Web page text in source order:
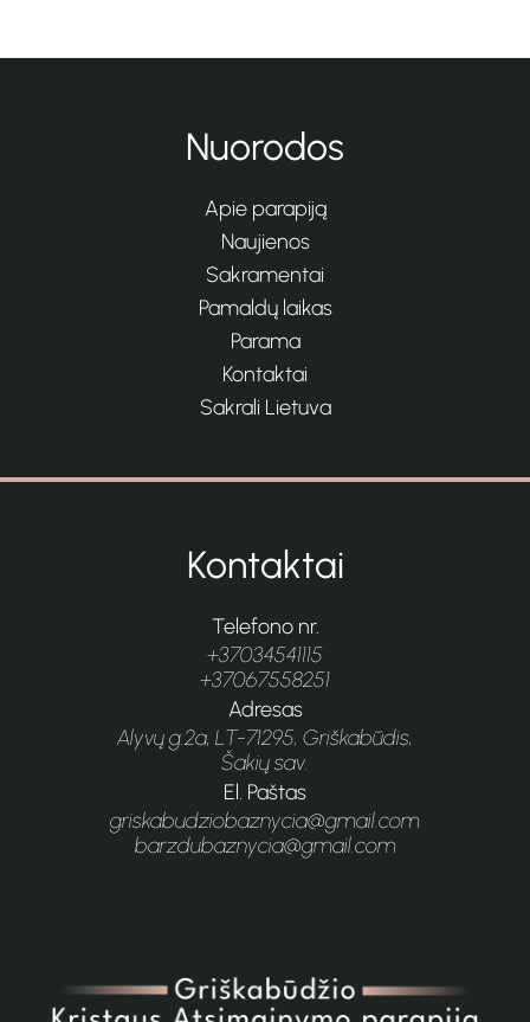
Nuorodos
Apie parapiją
Naujienos
Sakramentai
Pamaldų laikas
Parama
Kontaktai
Sakrali Lietuva
Kontaktai
Telefono nr.
+37034541115
+37067558251
Adresas
Alyvų g.2a, LT-71295, Griškabūdis,
Šakių sav.
El. Paštas
griskabudziobaznycia@gmail.com
barzdubaznycia@gmail.com